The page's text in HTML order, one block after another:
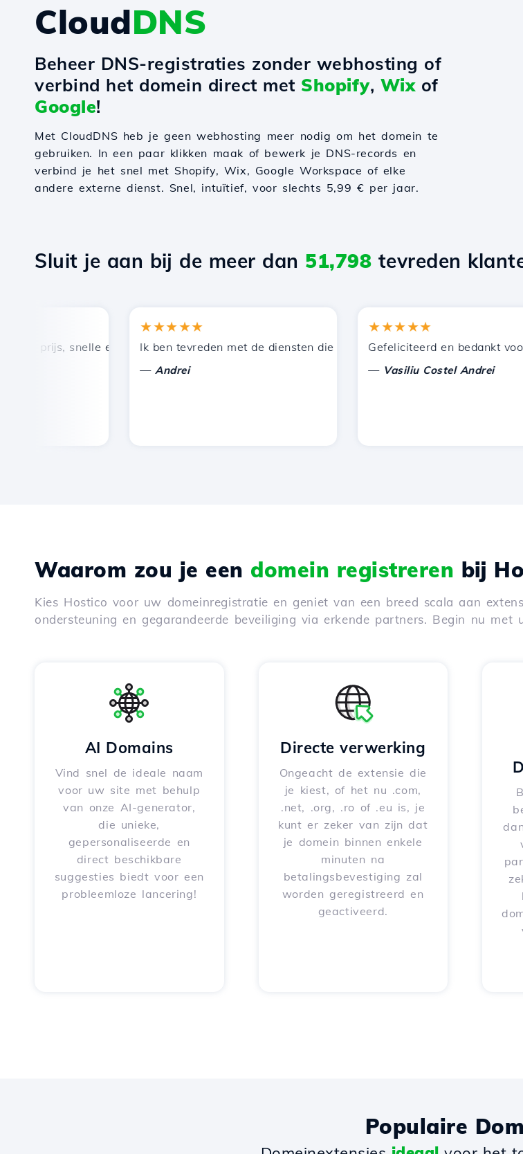
CloudDNS
Beheer DNS-registraties zonder webhosting of
verbind het domein direct met Shopify, Wixof
Google!
Met CloudDNS heb je geen webhosting meer nodig om het domein te
gebruiken. In een paar klikken maak of bewerk je DNS-records en
verbind je het snel met Shopify, Wix, Google Workspace of elke
andere externe dienst. Snel, intuïtief, voor slechts 5,99 € per jaar.
Sluit je aan bij de meer dan 51,798 tevreden
prijs, snelle en efficiënte technische ondersteuning.
★★★★★
Ik ben tevreden met de diensten die door Hostico worden aangeboden. Ik
Andrei
★★★★★
Gefeliciteerd en bedankt voor
Vasiliu Costel Andrei
Waarom zou je een domein registreren bij
Kies Hostico voor uw domeinregistratie en geniet van een breed scala aan
ondersteuning en gegarandeerde beveiliging via erkende partners. Begin nu
AI Domains
Vind snel de ideale naam
voor uw site met behulp
van onze AI-generator,
die unieke,
gepersonaliseerde en
direct beschikbare
suggesties biedt voor een
probleemloze lancering!
Directe verwerking
Ongeacht de extensie die
je kiest, of het nu .com,
.net, .org, .ro of .eu is, je
kunt er zeker van zijn dat
je domein binnen enkele
minuten na
betalingsbevestiging zal
worden geregistreerd en
geactiveerd.
Populaire